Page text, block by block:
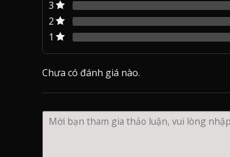
3
2
1
Chưa có đánh giá nào.